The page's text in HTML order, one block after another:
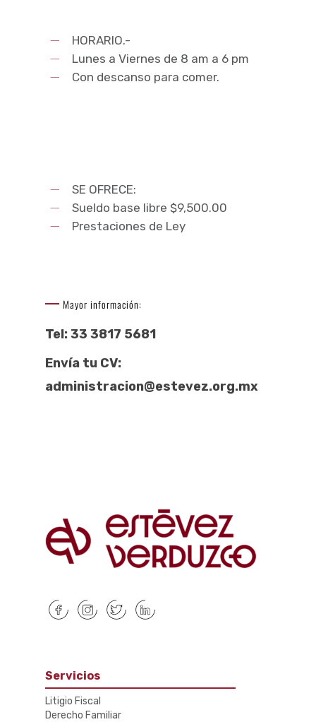
HORARIO.-
Lunes a Viernes de 8 am a 6 pm
Con descanso para comer.
SE OFRECE:
Sueldo base libre $9,500.00
Prestaciones de Ley
Mayor información:
Tel: 33 3817 5681
Envía tu CV:
administracion@estevez.org.mx
Servicios
Litigio Fiscal
Derecho Familiar